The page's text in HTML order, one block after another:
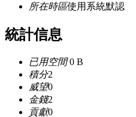
所在時區使用系統默認
統計信息
已用空間0 B
積分2
威望0
金錢2
貢獻0